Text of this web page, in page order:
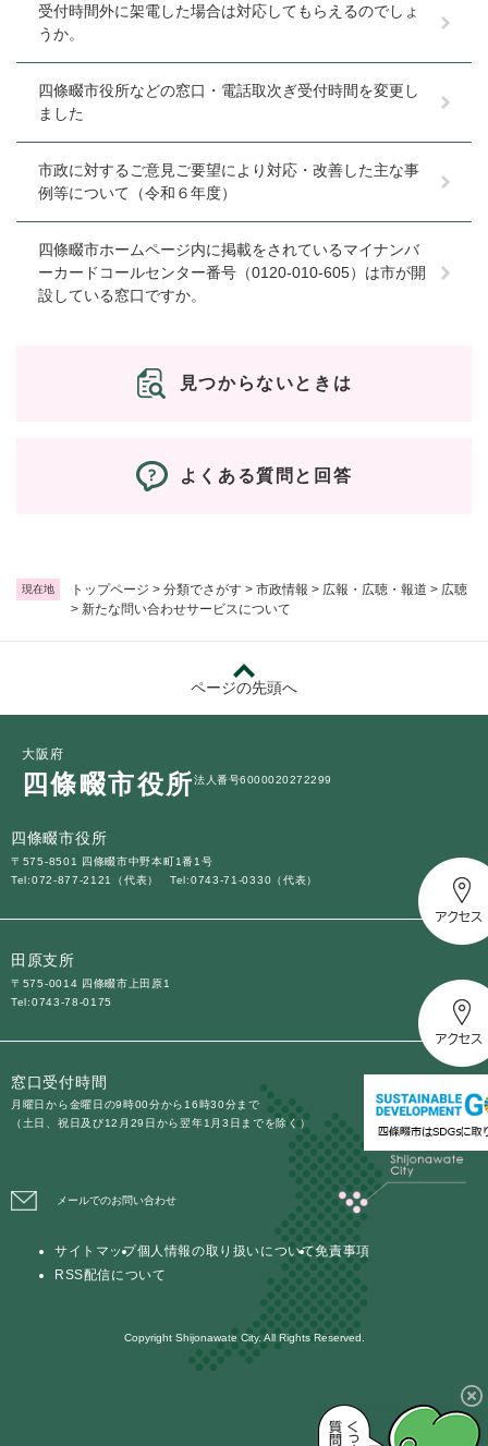
現在地 トップページ > 分類でさがす > 市政情報 > 広報・広聴・報道 > 広聴
> 新たな問い合わせサービスについて
受付時間外に架電した場合は対応してもらえるのでしょ
うか。
四條畷市役所などの窓口・電話取次ぎ受付時間を変更し
ました
市政に対するご意見ご要望により対応・改善した主な事
例等について（令和６年度）
四條畷市ホームページ内に掲載をされているマイナンバ
ーカードコールセンター番号（0120-010-605）は市が開
設している窓口ですか。
見つからないときは
よくある質問と回答
ページの先頭へ
大阪府
四條畷市役所法人番号6000020272299
四條畷市役所
〒575-8501 四條畷市中野本町1番1号
Tel:072-877-2121（代表）
Tel:0743-71-0330（代表）
田原支所
〒575-0014 四條畷市上田原1
Tel:0743-78-0175
窓口受付時間
月曜日から金曜日の9時00分から16時30分まで
（土日、祝日及び12月29日から翌年1月3日までを除く）
メールでのお問い合わせ
サイトマップ個人情報の取り扱いについて免責事項
RSS配信について
Copyright Shijonawate City. All Rights Reserved.